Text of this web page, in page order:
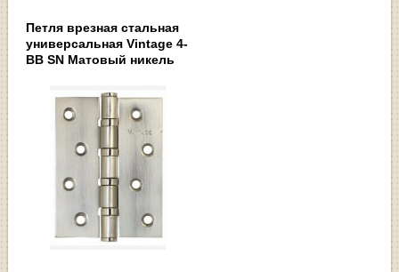
Петля врезная стальная
универсальная Vintage 4-
BB SN Матовый никель